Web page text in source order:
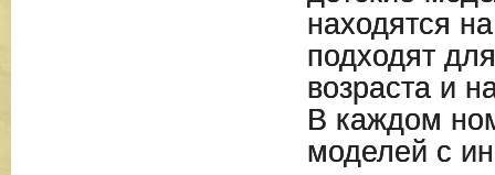
находятся
подходят
возраста и
В каждом
моделей с